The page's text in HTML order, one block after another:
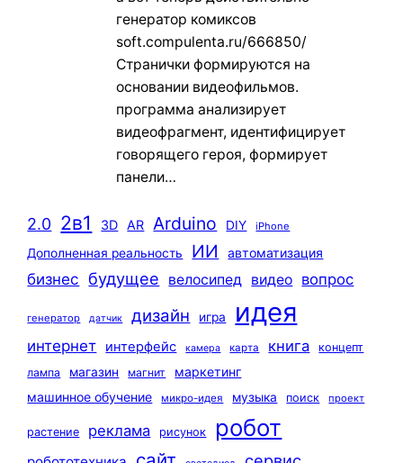
генератор комиксов
soft.compulenta.ru/666850/
Странички формируются на
основании видеофильмов.
программа анализирует
видеофрагмент, идентифицирует
говорящего героя, формирует
панели…
2.0 2в1 3D AR Arduino DIY iPhone
Дополненная реальность ИИ автоматизация
бизнес будущее велосипед видео вопрос
генератор датчик дизайн игра идея
интернет интерфейс камера карта книга
концепт
лампа
магазин магнит
маркетинг
машинное обучение
микро-идея музыка поиск проект
растение реклама рисунок робот